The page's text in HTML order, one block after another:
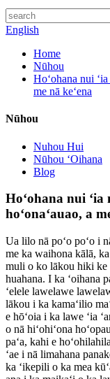
English
Home
Nūhou
Hoʻohana nui
me nā keʻena
Nūhou
Nuhou Hui
Nūhou ʻOihana
Blog
Hoʻohana nui
hoʻonaʻauao, a
Ua lilo nā poʻo poʻo i
me ka waihona kālā, ka
muli o ko lākou hiki ke
huahana. I ka ʻoihana
ʻelele lawelawe
lākou i ka kamaʻilio
e hōʻoia i ka lawe ʻia
o nā hiʻohiʻona
paʻa, kahi e
ʻae i nā limahana
ka ʻikepili o ka mea